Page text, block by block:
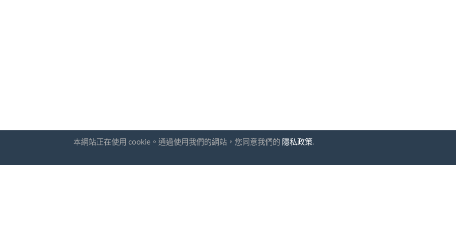
本網站正在使用 cookie。通過使用我們的網站，您同意我們的 隱私政策.